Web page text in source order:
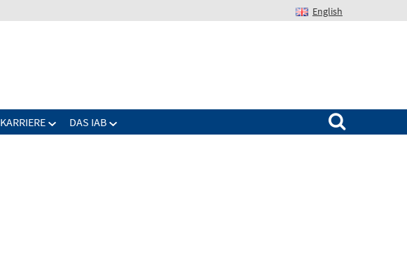
English
KARRIERE DAS IAB
Suchen nach: